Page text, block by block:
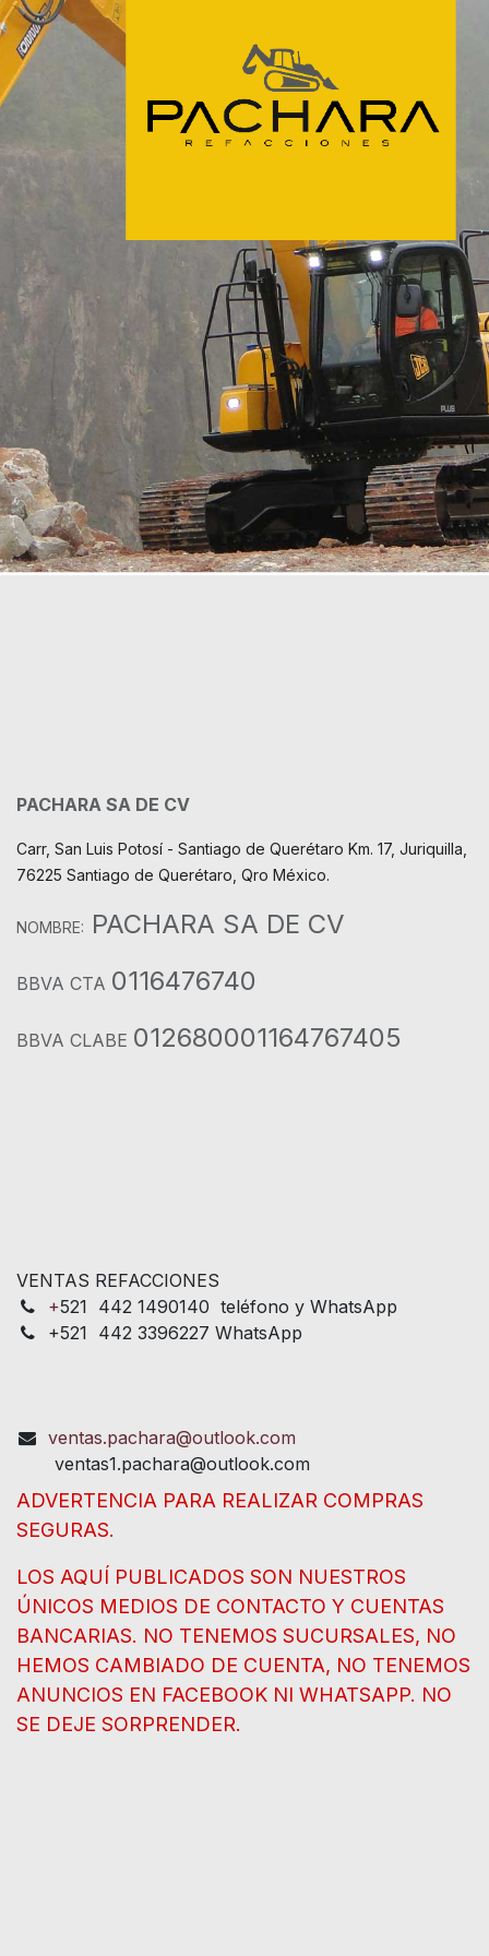
PACHARA SA DE CV
Carr, San Luis Potosí - Santiago de Querétaro Km. 17, Juriquilla,
76225 Santiago de Querétaro, Qro México.
NOMBRE: PACHARA SA DE CV
BBVA CTA 0116476740
BBVA CLABE 012680001164767405
VENTAS REFACCIONES
+521 442 1490140 teléfono y WhatsApp
+521 442 3396227 WhatsApp
ventas.pachara@outlook.com
ventas1.pachara@outlook.com
ADVERTENCIA PARA REALIZAR COMPRAS
SEGURAS.
LOS AQUÍ PUBLICADOS SON NUESTROS
ÚNICOS MEDIOS DE CONTACTO Y CUENTAS
BANCARIAS. NO TENEMOS SUCURSALES, NO
HEMOS CAMBIADO DE CUENTA, NO TENEMOS
ANUNCIOS EN FACEBOOK NI WHATSAPP. NO
SE DEJE SORPRENDER.